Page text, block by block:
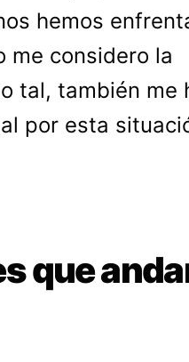
hemos
me considero la
tal, también me
por esta
que